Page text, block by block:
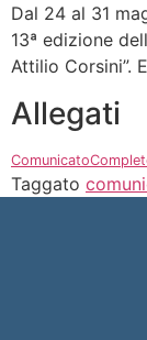
Dal 24 al 31
13ª edizione
Attilio Corsini”.
Allegati
Taggato